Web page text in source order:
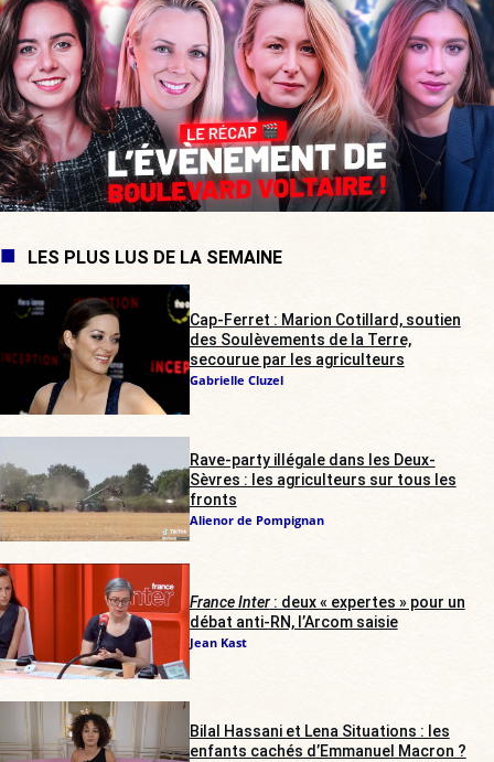
LES PLUS LUS DE LA SEMAINE
Cap-Ferret : Marion Cotillard, soutien
des Soulèvements de la Terre,
secourue par les agriculteurs
Gabrielle Cluzel
Rave-party illégale dans les Deux-
Sèvres : les agriculteurs sur tous les
fronts
Alienor de Pompignan
France Inter: deux « expertes » pour un
débat anti-RN, l’Arcom saisie
Jean Kast
Bilal Hassani et Lena Situations : les
enfants cachés d’Emmanuel Macron ?